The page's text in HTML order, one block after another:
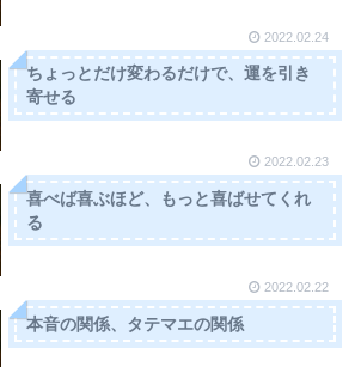
2022.02.24
ちょっとだけ変わるだけで、運を引き
寄せる
2022.02.23
喜べば喜ぶほど、もっと喜ばせてくれ
る
2022.02.22
本音の関係、タテマエの関係